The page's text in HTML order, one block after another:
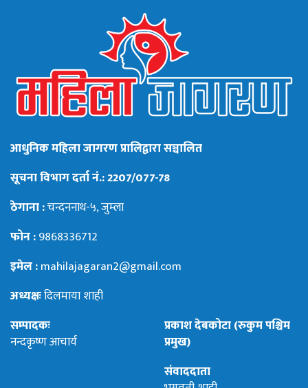
आधुनिक महिला जागरण प्रालिद्वारा सञ्चालित
सूचना विभाग दर्ता नं.: 2207/077-78
ठेगाना :चन्दननाथ-५, जुम्ला
फोन :9868336712
इमेल :mahilajagaran2@gmail.com
अध्यक्षःदिलमाया शाही
सम्पादकः
नन्दकृष्ण आचार्य
प्रकाश देबकोटा (रुकुम पश्चिम
प्रमुख)
संवाददाता